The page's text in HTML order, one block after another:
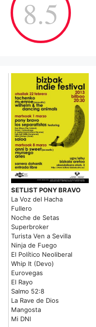
8.5
SETLIST PONY BRAVO
La Voz del Hacha
Fullero
Noche de Setas
Superbroker
Turista Ven a Sevilla
Ninja de Fuego
El Político Neoliberal
Whip It (Devo)
Eurovegas
El Rayo
Salmo 52:8
La Rave de Dios
Mangosta
Mi DNI